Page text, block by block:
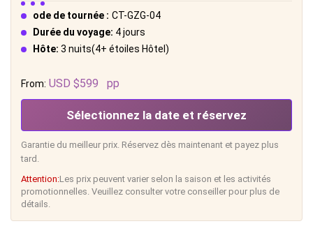
ode de tournée : CT-GZG-04
Durée du voyage: 4 jours
Hôte: 3 nuits(4+ étoiles Hôtel)
From: USD $599 pp
Sélectionnez la date et réservez
Garantie du meilleur prix. Réservez dès maintenant et payez plus
tard.
Attention:Les prix peuvent varier selon la saison et les activités
promotionnelles. Veuillez consulter votre conseiller pour plus de
détails.